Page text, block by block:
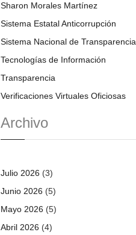
Sharon Morales Martínez
Sistema Estatal Anticorrupción
Sistema Nacional de Transparencia
Tecnologías de Información
Transparencia
Verificaciones Virtuales Oficiosas
Archivo
Julio 2026 (3)
Junio 2026 (5)
Mayo 2026 (5)
Abril 2026 (4)